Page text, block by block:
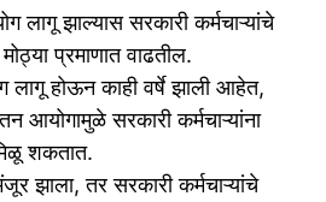
लागू झाल्यास सरकारी कर्मचाऱ्यांचे
प्रमाणात वाढतील.
लागू होऊन काही वर्षे झाली आहेत,
आयोगामुळे सरकारी कर्मचाऱ्यांना
शकतात.
झाला, तर सरकारी कर्मचाऱ्यांचे